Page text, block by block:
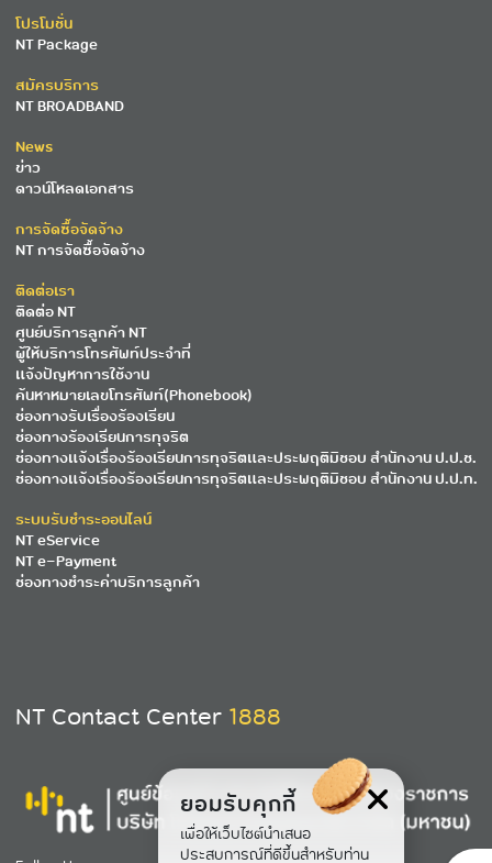
ยอมรับคุกกี้
เพื่อให้เว็บไซต์นำเสนอ
ประสบการณ์ที่ดีขึ้นสำหรับท่าน
โปรโมชั่น
NT Package
สมัครบริการ
NT BROADBAND
News
ข่าว
ดาวน์โหลดเอกสาร
การจัดซื้อจัดจ้าง
NT การจัดซื้อจัดจ้าง
ติดต่อเรา
ติดต่อ NT
ศูนย์บริการลูกค้า NT
ผู้ให้บริการโทรศัพท์ประจำที่
แจ้งปัญหาการใช้งาน
ค้นหาหมายเลขโทรศัพท์(Phonebook)
ช่องทางรับเรื่องร้องเรียน
ช่องทางร้องเรียนการทุจริต
ช่องทางแจ้งเรื่องร้องเรียนการทุจริตและประพฤติมิชอบ สำนักงาน ป.ป.ช.
ช่องทางแจ้งเรื่องร้องเรียนการทุจริตและประพฤติมิชอบ สำนักงาน ป.ป.ท.
ระบบรับชำระออนไลน์
NT eService
NT e-Payment
ช่องทางชำระค่าบริการลูกค้า
NT Contact Center 1888